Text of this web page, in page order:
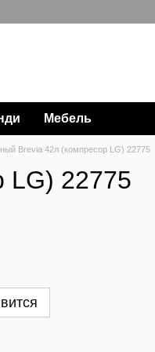
Мебель
Brevia 42л (компресор LG) 22775
LG) 22775